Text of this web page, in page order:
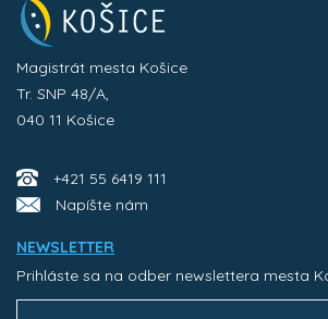
Magistrát mesta Košice
Tr. SNP 48/A,
040 11 Košice
+421 55 6419 111
Napíšte nám
NEWSLETTER
Prihláste sa na odber newslettera mesta